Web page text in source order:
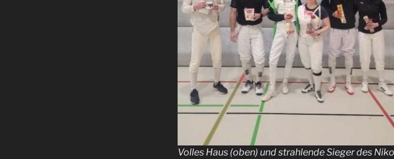
Volles Haus (oben) und strahlende Sieger des